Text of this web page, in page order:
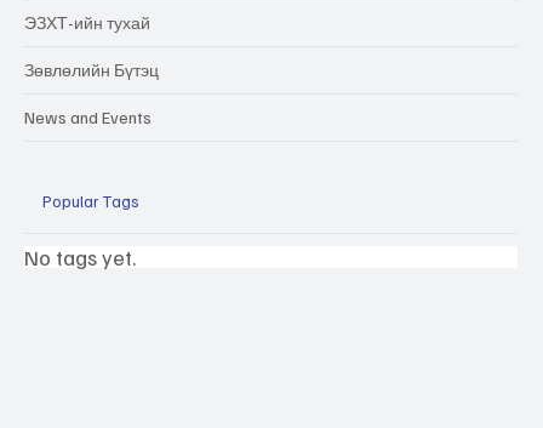
ЭЗХТ-ийн тухай
Зөвлөлийн Бүтэц
News and Events
Popular Tags
No tags yet.